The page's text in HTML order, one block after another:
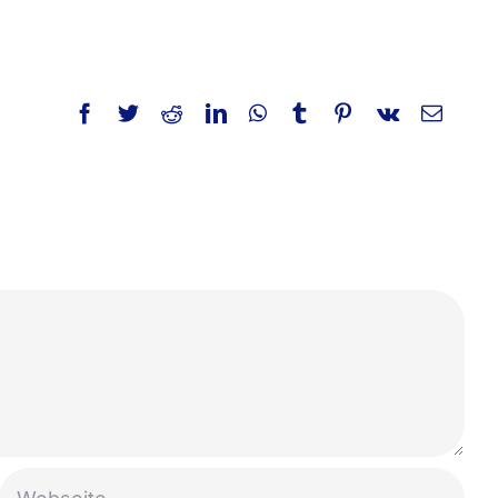
Facebook
TwitterRedditLinkedInWhatsApp
TumblrPinterest
Vk
E-